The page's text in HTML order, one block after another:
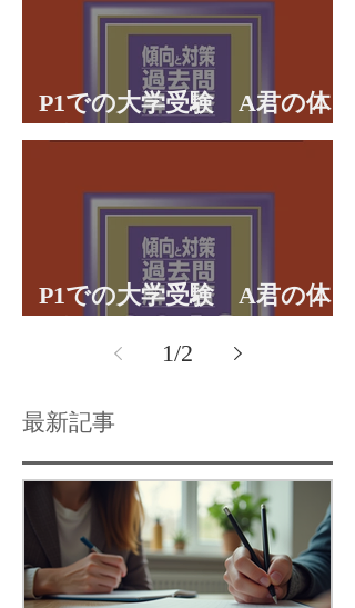
P1での大学受験 A君の体
験談パート２
P1での大学受験 A君の体
1/2
最新記事